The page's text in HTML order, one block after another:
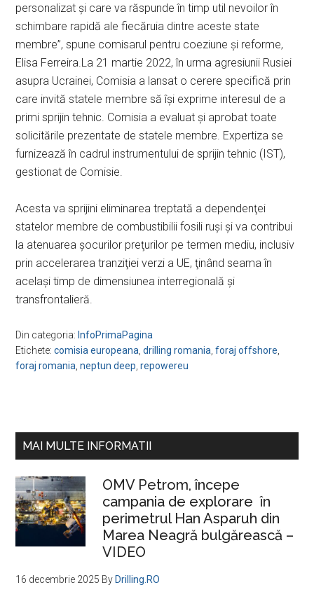
personalizat şi care va răspunde în timp util nevoilor în
schimbare rapidă ale fiecăruia dintre aceste state
membre”, spune comisarul pentru coeziune şi reforme,
Elisa Ferreira.La 21 martie 2022, în urma agresiunii Rusiei
asupra Ucrainei, Comisia a lansat o cerere specifică prin
care invită statele membre să îşi exprime interesul de a
primi sprijin tehnic. Comisia a evaluat şi aprobat toate
solicitările prezentate de statele membre. Expertiza se
furnizează în cadrul instrumentului de sprijin tehnic (IST),
gestionat de Comisie.
Acesta va sprijini eliminarea treptată a dependenţei
statelor membre de combustibilii fosili ruşi şi va contribui
la atenuarea şocurilor preţurilor pe termen mediu, inclusiv
prin accelerarea tranziţiei verzi a UE, ţinând seama în
acelaşi timp de dimensiunea interregională şi
transfrontalieră.
Din categoria: InfoPrimaPagina
Etichete:comisia europeana,drilling romania,foraj offshore,
foraj romania,neptun deep,repowereu
Bara
MAI MULTE INFORMATII
OMV Petrom, începe
campania de explorare în
perimetrul Han Asparuh din
Marea Neagră bulgărească –
VIDEO
16 decembrie 2025 By Drilling.RO